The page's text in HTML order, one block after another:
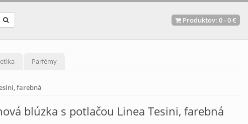
Produktov: 0-0 €
Parfémy
farebná
blúzka s potlačou Linea Tesini, farebná